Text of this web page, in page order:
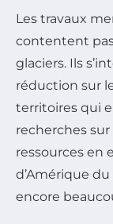
Les travaux
contentent pas
glaciers. Ils
réduction sur
territoires qui
recherches
ressources en
d’Amérique
encore